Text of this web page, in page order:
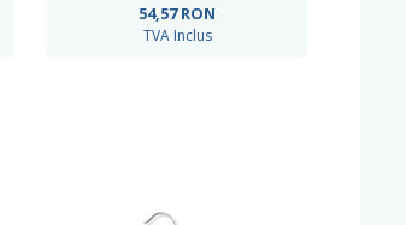
54,57RON
TVA Inclus